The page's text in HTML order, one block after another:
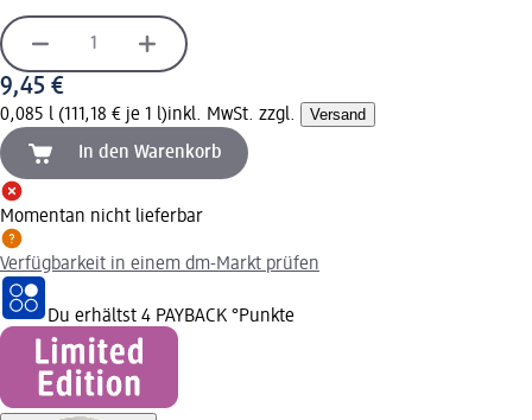
9,45 €
0,085 l (111,18 € je 1 l)inkl. MwSt. zzgl. Versand
In den Warenkorb
Momentan nicht lieferbar
Verfügbarkeit in einem dm-Markt prüfen
Du erhältst 4 PAYBACK °Punkte